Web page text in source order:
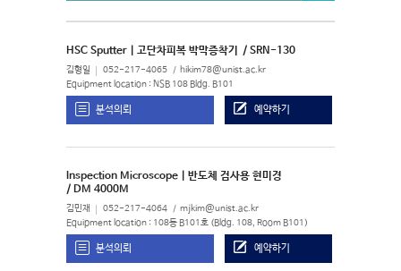
HSC Sputter | 고단차피복 박막증착기 / SRN-130
김형일 052-217-4065 hikim78@unist.ac.kr
Equipment location : NSB 108 Bldg. B101
분석의뢰 예약하기
Inspection Microscope | 반도체 검사용 현미경
/ DM 4000M
김민재 052-217-4064 mjkim@unist.ac.kr
Equipment location : 108동 B101호 (Bldg. 108, Room B101)
분석의뢰 예약하기